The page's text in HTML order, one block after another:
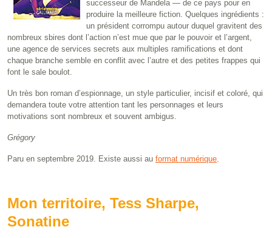
successeur de Mandela — de ce pays pour en
produire la meilleure fiction. Quelques ingrédients :
un président corrompu autour duquel gravitent des
nombreux sbires dont l’action n’est mue que par le pouvoir et l’argent,
une agence de services secrets aux multiples ramifications et dont
chaque branche semble en conflit avec l’autre et des petites frappes qui
font le sale boulot.
Un très bon roman d’espionnage, un style particulier, incisif et coloré, qui
demandera toute votre attention tant les personnages et leurs
motivations sont nombreux et souvent ambigus.
Grégory
Paru en septembre 2019. Existe aussi au format numérique
Mon territoire, Tess Sharpe,
Sonatine